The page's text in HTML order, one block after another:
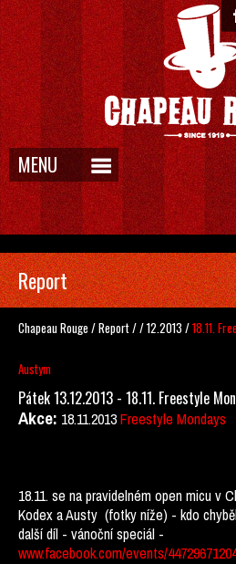
MENU
Report
Chapeau Rouge /Report//12.2013 /18.11.
Austym
Pátek 13.12.2013 - 18.11. Freestyle
Akce: 18.11.2013Freestyle Mondays
18.11. se na pravidelném open micu v
Kodex a Austy (fotky níže) - kdo
další díl - vánoční speciál -
www.facebook.com/events/